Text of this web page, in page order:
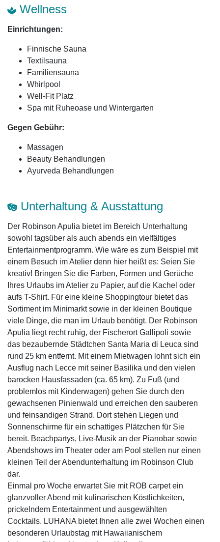
Wellness
Einrichtungen:
Finnische Sauna
Textilsauna
Familiensauna
Whirlpool
Well-Fit Platz
Spa mit Ruheoase und Wintergarten
Gegen Gebühr:
Massagen
Beauty Behandlungen
Ayurveda Behandlungen
Unterhaltung & Ausstattung
Der Robinson Apulia bietet im Bereich Unterhaltung
sowohl tagsüber als auch abends ein vielfältiges
Entertainmentprogramm. Wie wäre es zum Beispiel mit
einem Besuch im Atelier denn hier heißt es: Seien Sie
kreativ! Bringen Sie die Farben, Formen und Gerüche
Ihres Urlaubs im Atelier zu Papier, auf die Kachel oder
aufs T-Shirt. Für eine kleine Shoppingtour bietet das
Sortiment im Minimarkt sowie in der kleinen Boutique
viele Dinge, die man im Urlaub benötigt. Der Robinson
Apulia liegt recht ruhig, der Fischerort Gallipoli sowie
das bezaubernde Städtchen Santa Maria di Leuca sind
rund 25 km entfernt. Mit einem Mietwagen lohnt sich ein
Ausflug nach Lecce mit seiner Basilika und den vielen
barocken Hausfassaden (ca. 65 km). Zu Fuß (und
problemlos mit Kinderwagen) gehen Sie durch den
gewachsenen Pinienwald und erreichen den sauberen
und feinsandigen Strand. Dort stehen Liegen und
Sonnenschirme für ein schattiges Plätzchen für Sie
bereit. Beachpartys, Live-Musik an der Pianobar sowie
Abendshows im Theater oder am Pool stellen nur einen
kleinen Teil der Abendunterhaltung im Robinson Club
dar.
Einmal pro Woche erwartet Sie mit ROB carpet ein
glanzvoller Abend mit kulinarischen Köstlichkeiten,
prickelndem Entertainment und ausgewählten
Cocktails. LUHANA bietet Ihnen alle zwei Wochen einen
besonderen Urlaubstag mit Hawaiianischem